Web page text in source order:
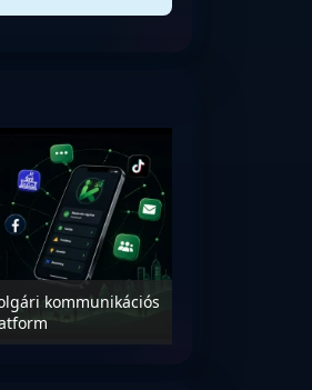
kommunikációs